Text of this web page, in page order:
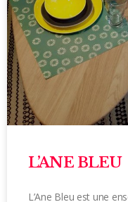
L’ANE BLEU
L’Ane Bleu est une